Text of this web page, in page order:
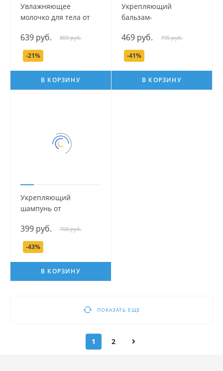
Увлажняющее
молочко для тела от
Com.fort, 175 мл.
639 руб. 809 руб.
-21%
В КОРЗИНУ
Укрепляющий
бальзам-
выпадения и ломкости
волос серии Mama
Comfort, 175 мл.
469 руб. 795 руб.
-41%
В КОРЗИНУ
Укрепляющий
шампунь от
волос серии Mama
Comfort, 150 мл.
399 руб. 700 руб.
-43%
В КОРЗИНУ
ПОКАЗАТЬ ЕЩЕ
1 2